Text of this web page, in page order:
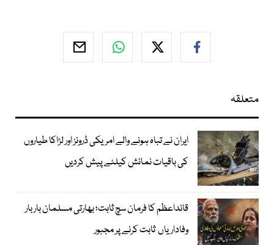
متعلقہ
ایران نے تباہ ہونے والے امریکی ڈرونز اور لڑاکا طیاروں
کی باقیات نمائش کیلئے پیش کردیں
قائداعظم کا فرمان سچ ثابت؛ بھارتی مسلمان بار بار
وفاداریاں ثابت کرنے پر مجبور